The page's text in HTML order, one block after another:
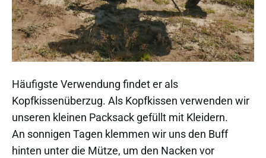
Häufigste Verwendung findet er als
Kopfkissenüberzug. Als Kopfkissen verwenden wir
unseren kleinen Packsack gefüllt mit Kleidern.
An sonnigen Tagen klemmen wir uns den Buff
hinten unter die Mütze, um den Nacken vor